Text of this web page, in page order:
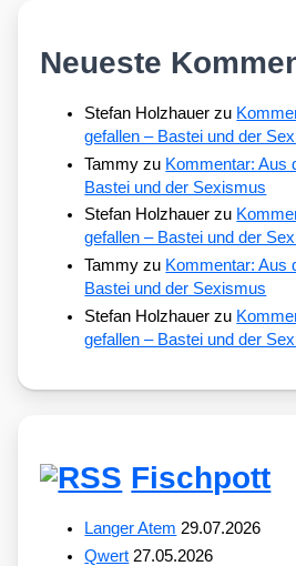
Neueste
Stefan Holzhauer zu
gefallen – Bastei und der
Tammy zu Kommentar: Aus
Bastei und der Sexismus
Stefan Holzhauer zu
gefallen – Bastei und der
Tammy zu Kommentar: Aus
Bastei und der Sexismus
Stefan Holzhauer zu
gefallen – Bastei und der
Fischpott
Langer Atem 29.07.2026
Qwert 27.05.2026